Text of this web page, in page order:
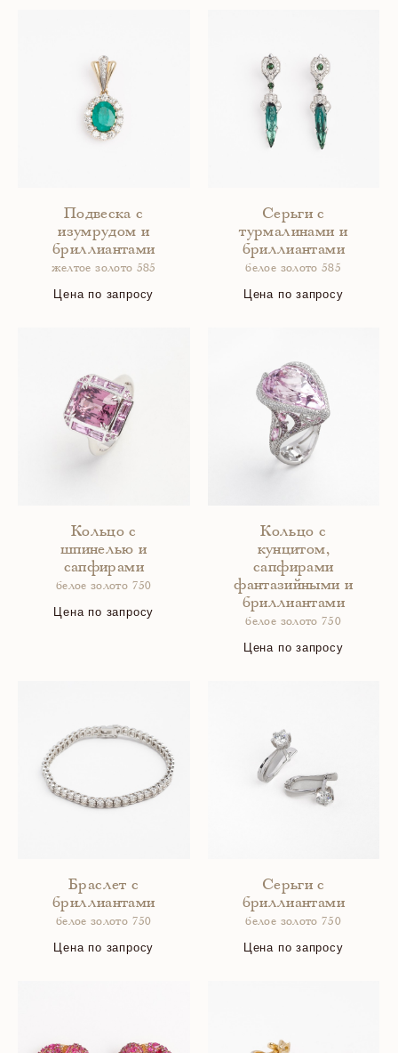
Подвеска с
изумрудом и
бриллиантами
желтое золото 585
Цена по запросу
Серьги с
турмалинами и
бриллиантами
белое золото 585
Цена по запросу
Кольцо с
шпинелью и
сапфирами
белое золото 750
Цена по запросу
Кольцо с
кунцитом,
сапфирами
фантазийными и
бриллиантами
белое золото 750
Цена по запросу
Браслет с
бриллиантами
белое золото 750
Цена по запросу
Серьги с
бриллиантами
белое золото 750
Цена по запросу